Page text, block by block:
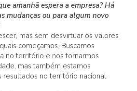
amanhã espera a empresa? Há
mudanças ou para algum novo
mas sem desvirtuar os valores
começamos. Buscamos
no território e nos tornarmos
mas também estamos
no território nacional.